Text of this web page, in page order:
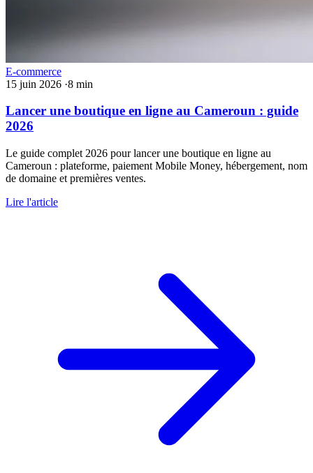
E-commerce
15 juin 2026 ·8 min
Lancer une boutique en ligne au Cameroun : guide
2026
Le guide complet 2026 pour lancer une boutique en ligne au
Cameroun : plateforme, paiement Mobile Money, hébergement, nom
de domaine et premières ventes.
Lire l'article